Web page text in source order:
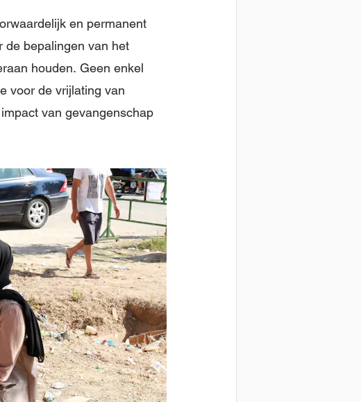
en permanent
de bepalingen van het
houden. Geen enkel
voor de vrijlating van
van gevangenschap